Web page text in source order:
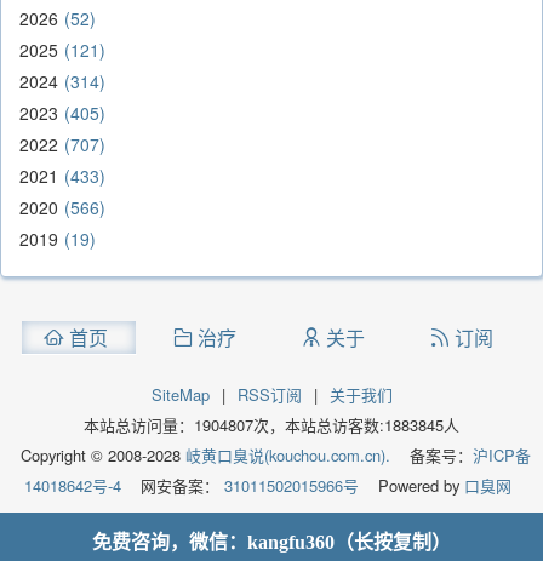
2026 52
2025 121
2024 314
2023 405
2022 707
2021
433
2020 566
2019 19
首页 治疗 关于 订阅
SiteMap | RSS订阅 |
关于我们
本站总访问量： 1904807次，本站总访客数:1883845人
Copyright © 2008-2028 岐黄口臭说(kouchou.com.cn). 备案号： 沪ICP备
14018642号-4
网安备案： 31011502015966号 Powered by 口臭网
免费咨询，微信：kangfu360（长按复制）